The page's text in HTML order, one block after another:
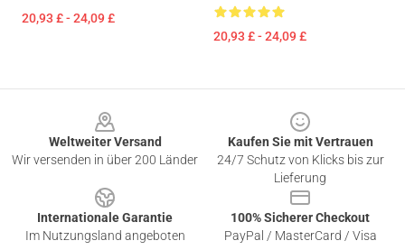
20,93 £ - 24,09 £
20,93 £ - 24,09 £
Weltweiter Versand
Wir versenden in über 200 Länder
Kaufen Sie mit Vertrauen
24/7 Schutz von Klicks bis zur
Lieferung
Internationale Garantie
Im Nutzungsland angeboten
100% Sicherer Checkout
PayPal / MasterCard / Visa